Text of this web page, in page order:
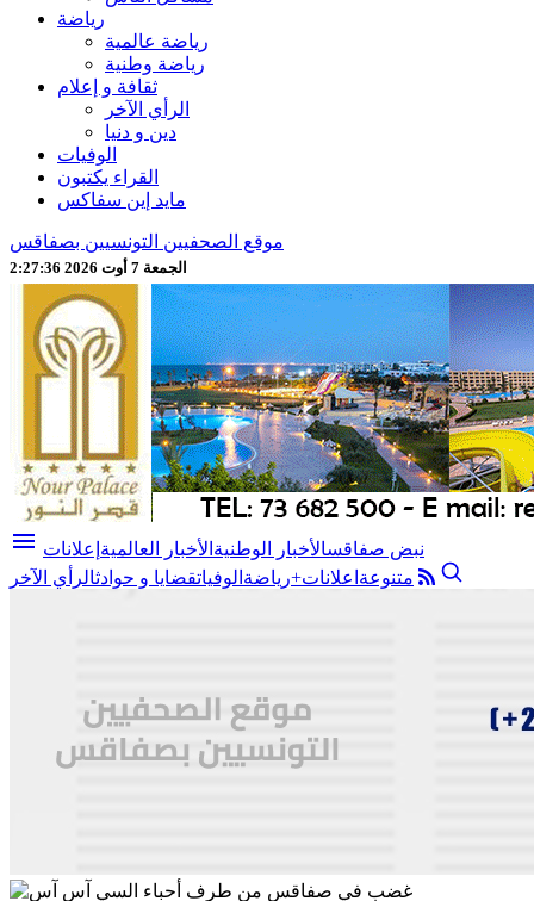
رياضة
رياضة عالمية
رياضة وطنية
ثقافة و إعلام
الرأي الآخر
دين و دنيا
الوفيات
القراء يكتبون
مايد إين سفاكس
موقع الصحفيين التونسيين بصفاقس
الجمعة 7 أوت 2026 2:27:37
menu نبض صفاقسالأخبار الوطنية الأخبار العالمية إعلانات
متنوعة اعلانات+رياضة الوفياتقضايا و حوادثالرأي الآخر